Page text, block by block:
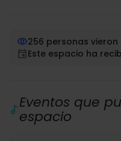
256 personas
Este espacio ha
Eventos que
espacio